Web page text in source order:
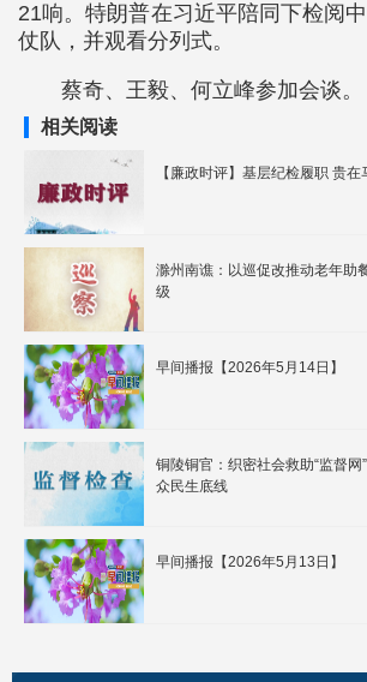
21响。特朗普在习近平陪同下检阅
仗队，并观看分列式。
蔡奇、王毅、何立峰参加会谈。
相关阅读
【廉政时评】基层纪检履职 贵在
滁州南谯：以巡促改推动老年助
级
早间播报【2026年5月14日】
铜陵铜官：织密社会救助“监督网
众民生底线
早间播报【2026年5月13日】